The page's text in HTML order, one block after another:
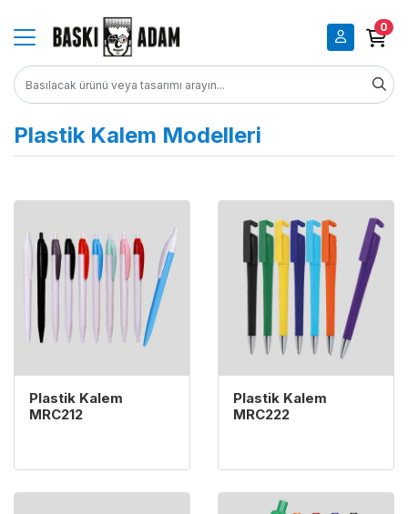
0
Plastik Kalem Modelleri
Plastik Kalem
MRC212
Plastik Kalem
MRC222
İncele Plastik Kalem